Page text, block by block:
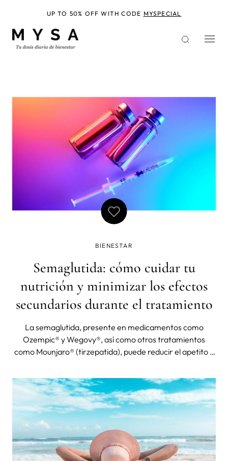
BIENESTAR
Semaglutida: cómo cuidar tu
nutrición y minimizar los efectos
secundarios durante el tratamiento
La semaglutida, presente en medicamentos como
Ozempic® y Wegovy®, así como otros tratamientos
como Mounjaro® (tirzepatida), puede reducir el apetito y
buena nutrición, cuidar la masa muscular, favorecer la
salud intestinal y apoyar tu bienestar durante el
tratamiento, siempre bajo la supervisión de un
profesional sanitario.
UP TO 50% OFF WITH CODE MYSPECIAL